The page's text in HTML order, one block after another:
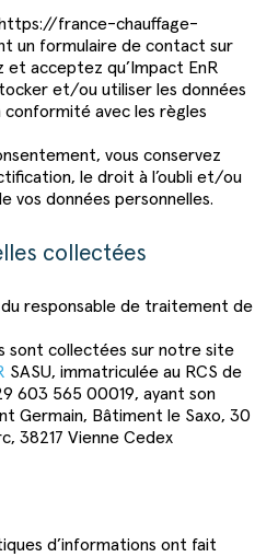
https://france-chauffage-
un formulaire de contact sur
et acceptez qu’Impact EnR
et/ou utiliser les données
conformité avec les règles
vous conservez
le droit à l’oubli et/ou
vos données personnelles.
collectées
responsable de traitement de
sont collectées sur notre site
SASU, immatriculée au RCS de
603 565 00019, ayant son
Germain, Bâtiment le Saxo, 30
38217 Vienne Cedex
d’informations ont fait